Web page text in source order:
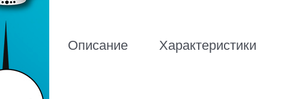
Описание Характеристики